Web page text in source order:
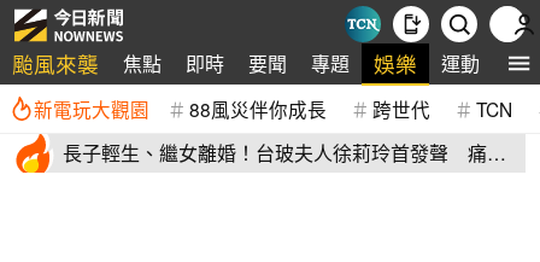
颱風來襲 焦點 即時 要聞 專題 娛樂 運動 全
新電玩大觀園 88風災伴你成長 跨世代 TCN
長子輕生、繼女離婚！台玻夫人徐莉玲首發聲 痛揭